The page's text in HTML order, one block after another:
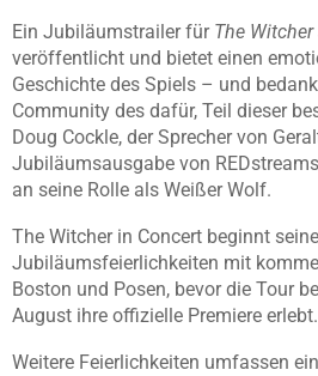
Ein Jubiläumstrailer für The
veröffentlicht und bietet einen
Geschichte des Spiels – und
Community des dafür, Teil dieser
Doug Cockle, der Sprecher von
Jubiläumsausgabe von
an seine Rolle als Weißer Wolf.
The Witcher in Concert beginnt seine
Jubiläumsfeierlichkeiten mit
Boston und Posen, bevor die Tour
August ihre offizielle Premiere erlebt.
Weitere Feierlichkeiten umfassen